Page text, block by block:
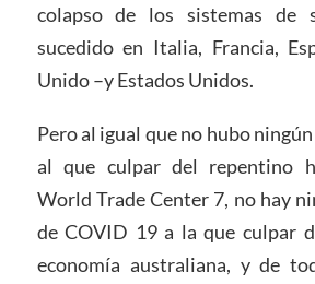
colapso de los sistemas de
sucedido en Italia, Francia,
Unido –y Estados Unidos.
Pero al igual que no hubo
al que culpar del repentino
World Trade Center 7, no hay
de COVID 19 a la que culpar
economía australiana, y de